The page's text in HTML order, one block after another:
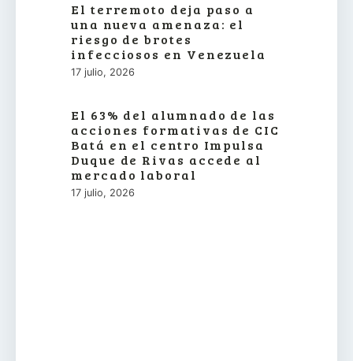
El terremoto deja paso a
una nueva amenaza: el
riesgo de brotes
infecciosos en Venezuela
17 julio, 2026
El 63% del alumnado de las
acciones formativas de CIC
Batá en el centro Impulsa
Duque de Rivas accede al
mercado laboral
17 julio, 2026